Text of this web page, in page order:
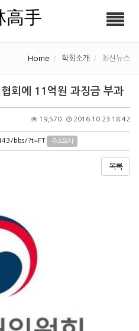
高手
Home 학회소개 최신뉴스
회에 11억원 과징금 부과
19,570 2016.10.23 18:42
bbs/?t=FT 주소복사
목록